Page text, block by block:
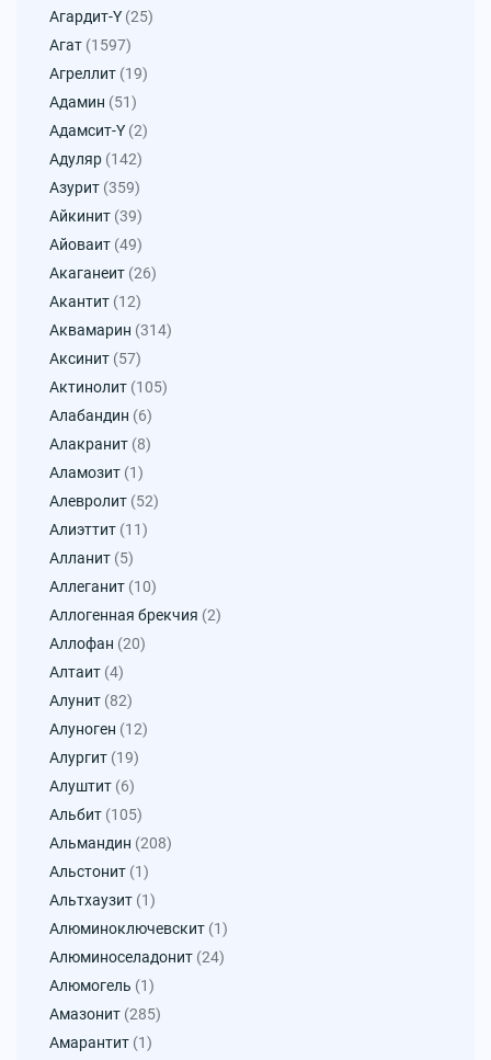
Агардит-Y (25)
Агат (1597)
Агреллит (19)
Адамин (51)
Адамсит-Y (2)
Адуляр (142)
Азурит (359)
Айкинит (39)
Айоваит (49)
Акаганеит (26)
Акантит (12)
Аквамарин (314)
Аксинит (57)
Актинолит (105)
Алабандин (6)
Алакранит (8)
Аламозит (1)
Алевролит (52)
Алиэттит (11)
Алланит (5)
Аллеганит (10)
Аллогенная брекчия (2)
Аллофан (20)
Алтаит (4)
Алунит (82)
Алуноген (12)
Алургит (19)
Алуштит (6)
Альбит (105)
Альмандин (208)
Альстонит (1)
Альтхаузит (1)
Алюминоключевскит (1)
Алюминоселадонит (24)
Алюмогель (1)
Амазонит (285)
Амарантит (1)